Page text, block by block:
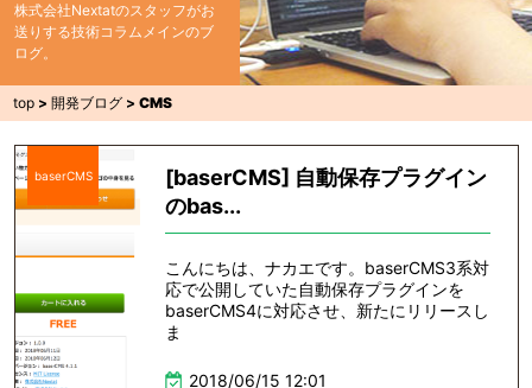
株式会社Nextatのスタッフがお
送りする技術コラムメインのブ
ログ。
top >開発ブログ >CMS
baserCMS
[baserCMS] 自動保存プラグイン
のbas...
こんにちは、ナカエです。baserCMS3系対
応で公開していた自動保存プラグインを
baserCMS4に対応させ、新たにリリースし
ま
2018/06/15 12:01